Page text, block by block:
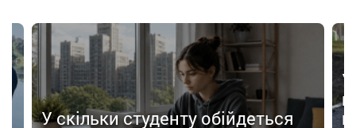
У скільки студенту обійдеться